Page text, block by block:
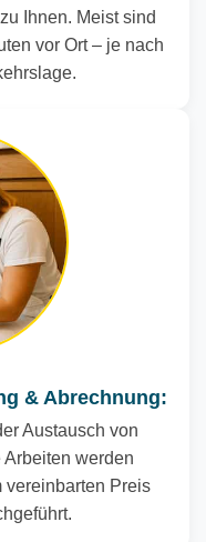
Ihnen. Meist sind
vor Ort – je nach
& Abrechnung:
Austausch von
werden
vereinbarten Preis